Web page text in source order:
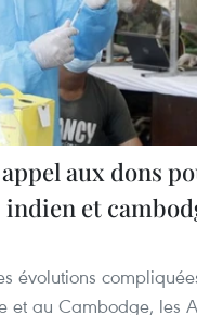
aux dons
indien et
évolutions
et au Cambodge, les